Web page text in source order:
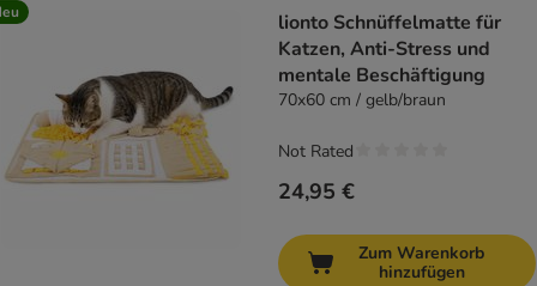
lionto Schnüffelmatte für
Katzen, Anti-Stress und
mentale Beschäftigung
70x60 cm / gelb/braun
24,95 €
Not Rated
Zum Warenkorb
hinzufügen